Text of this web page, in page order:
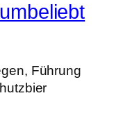
Führung